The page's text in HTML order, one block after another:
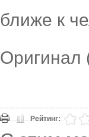
ближе к
Оригинал
Рейтинг: